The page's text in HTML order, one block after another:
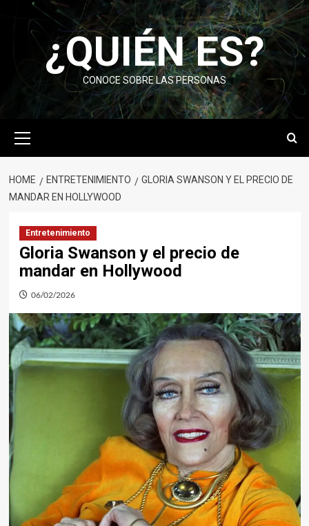
¿QUIÉN ES?
CONOCE SOBRE LAS PERSONAS
Menu
HOME ENTRETENIMIENTO
GLORIA SWANSON Y EL PRECIO DE
MANDAR EN HOLLYWOOD
Entretenimiento
Gloria Swanson y el precio de
mandar en Hollywood
06/02/2026